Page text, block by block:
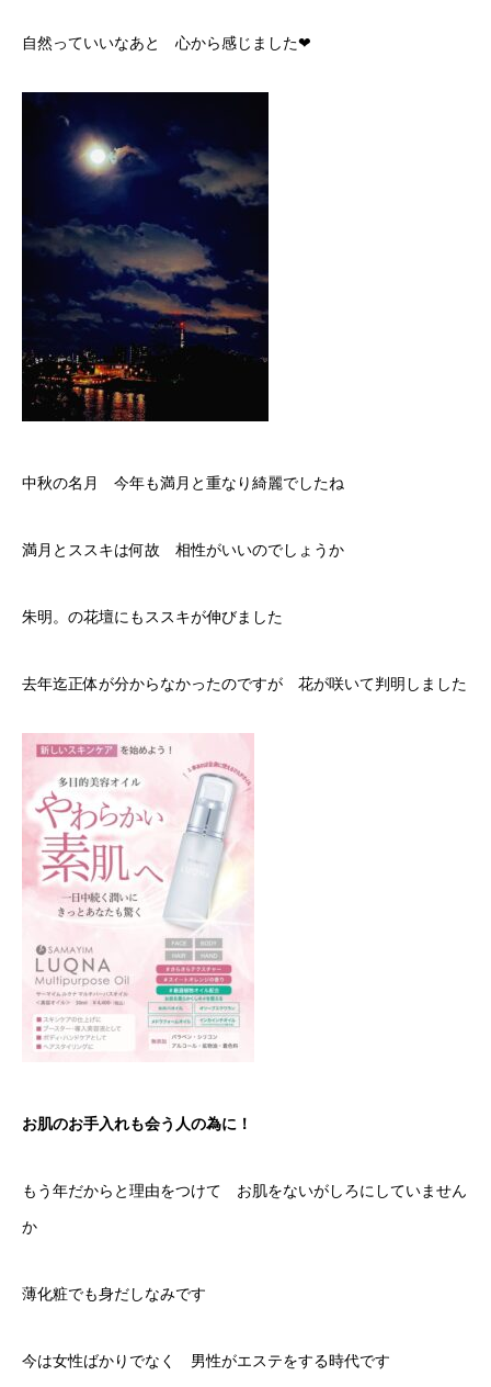
自然っていいなあと 心から感じました❤
中秋の名月 今年も満月と重なり綺麗でしたね
満月とススキは何故 相性がいいのでしょうか
朱明。の花壇にもススキが伸びました
去年迄正体が分からなかったのですが 花が咲いて判明しました
お肌のお手入れも会う人の為に！
もう年だからと理由をつけて お肌をないがしろにしていません
か
薄化粧でも身だしなみです
今は女性ばかりでなく 男性がエステをする時代です